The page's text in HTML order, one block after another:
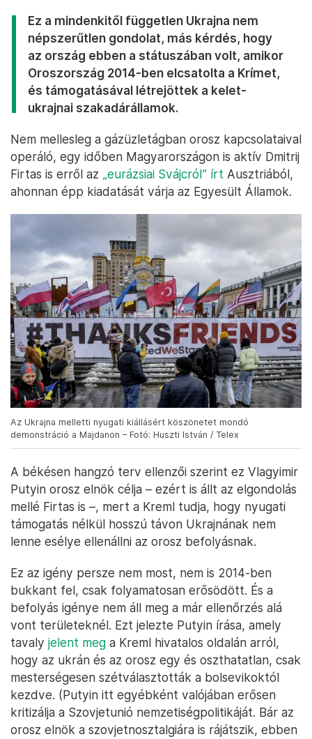
Ez a mindenkitől független Ukrajna nem
népszerűtlen gondolat, más kérdés, hogy
az ország ebben a státuszában volt, amikor
Oroszország 2014-ben elcsatolta a Krímet,
és támogatásával létrejöttek a kelet-
ukrajnai szakadárállamok.
Nem mellesleg a gázüzletágban orosz kapcsolataival
operáló, egy időben Magyarországon is aktív Dmitrij
Firtas is erről az „eurázsiai Svájcról” írt Ausztriából,
ahonnan épp kiadatását várja az Egyesült Államok.
Az Ukrajna melletti nyugati kiállásért köszönetet mondó
demonstráció a Majdanon – Fotó: Huszti István / Telex
A békésen hangzó terv ellenzői szerint ez Vlagyimir
Putyin orosz elnök célja – ezért is állt az elgondolás
mellé Firtas is –, mert a Kreml tudja, hogy nyugati
támogatás nélkül hosszú távon Ukrajnának nem
lenne esélye ellenállni az orosz befolyásnak.
Ez az igény persze nem most, nem is 2014-ben
bukkant fel, csak folyamatosan erősödött. És a
befolyás igénye nem áll meg a már ellenőrzés alá
vont területeknél. Ezt jelezte Putyin írása, amely
tavaly jelent meg a Kreml hivatalos oldalán arról,
hogy az ukrán és az orosz egy és oszthatatlan, csak
mesterségesen szétválasztották a bolsevikoktól
kezdve. (Putyin itt egyébként valójában erősen
kritizálja a Szovjetunió nemzetiségpolitikáját. Bár az
orosz elnök a szovjetnosztalgiára is rájátszik, ebben